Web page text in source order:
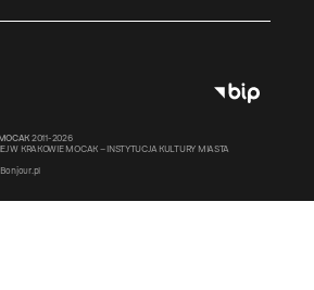
2011-2026
W KRAKOWIE MOCAK – INSTYTUCJA KULTURY MIASTA
Bonjour.pl